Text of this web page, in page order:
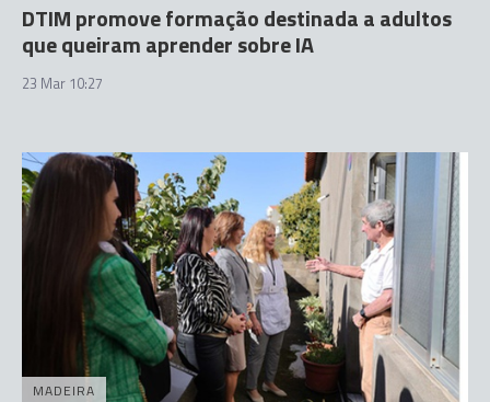
DTIM promove formação destinada a adultos
que queiram aprender sobre IA
23 Mar 10:27
MADEIRA